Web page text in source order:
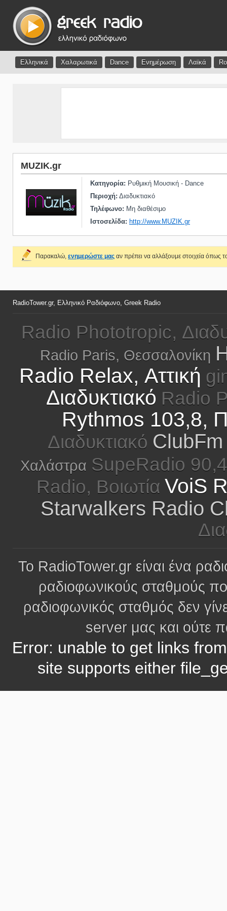
Ελληνικά Χαλαρωτικά Dance Ενημέρωση Λαϊκά
MUZIK.gr
Κατηγορία: Ρυθμική Μουσική - Dance
Περιοχή: Διαδυκτιακό
Τηλέφωνο: Μη διαθέσιμο
Ιστοσελίδα: http://www.MUZIK.gr
Παρακαλώ, ενημερώστε μας αν πρέπει να αλλάξουμε στοιχεία όπως
RadioTower.gr, Ελληνικό Ραδιόφωνο, Greek Radio
Radio Phototropic,
Radio Paris, Θεσσαλονίκη
Radio Relax, Αττική
Διαδυκτιακό Radio
Rythmos 103,8,
Διαδυκτιακό
Χαλάστρα SupeRadio
Radio, Βοιωτία VoiS
Starwalkers Radio
Το RadioTower.gr είναι ένα
ραδιοφωνικούς σταθμούς
ραδιοφωνικός σταθμός δεν
server μας και ούτε
Error: unable to get links
site supports either